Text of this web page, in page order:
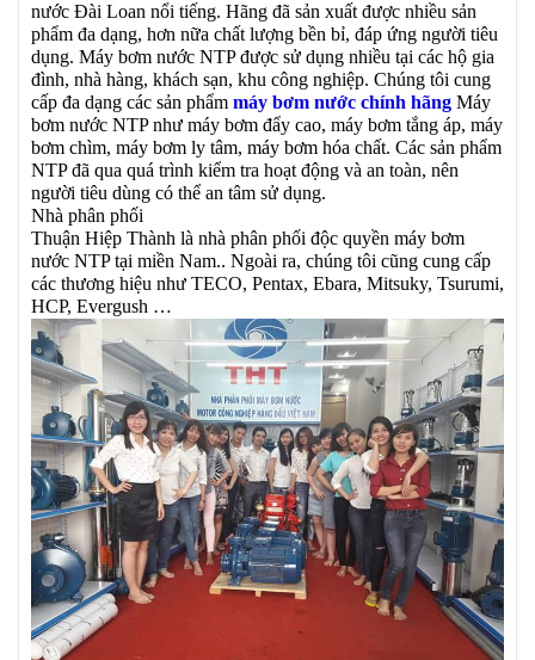
nước Đài Loan nổi tiếng. Hãng đã sản xuất được nhiều sản
phẩm đa dạng, hơn nữa chất lượng bền bỉ, đáp ứng người tiêu
dụng. Máy bơm nước NTP được sử dụng nhiều tại các hộ gia
đình, nhà hàng, khách sạn, khu công nghiệp. Chúng tôi cung
cấp đa dạng các sản phẩm máy bơm nước chính hãng Máy
bơm nước NTP như máy bơm đẩy cao, máy bơm tắng áp, máy
bơm chìm, máy bơm ly tâm, máy bơm hóa chất. Các sản phẩm
NTP đã qua quá trình kiểm tra hoạt động và an toàn, nên
người tiêu dùng có thể an tâm sử dụng.
Nhà phân phối
Thuận Hiệp Thành là nhà phân phối độc quyền máy bơm
nước NTP tại miền Nam.. Ngoài ra, chúng tôi cũng cung cấp
các thương hiệu như TECO, Pentax, Ebara, Mitsuky, Tsurumi,
HCP, Evergush …